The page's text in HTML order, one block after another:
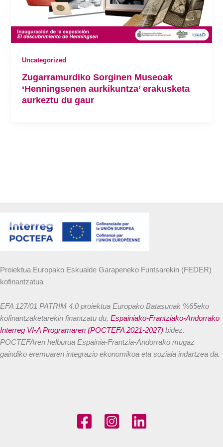
Uncategorized
Zugarramurdiko Sorginen Museoak
‘Henningsenen aurkikuntza’ erakusketa
aurkeztu du gaur
Proiektua Europako Eskualde Garapeneko Funtsarekin (FEDER)
kofinantzatua
EFA 127/01 PATRIM 4.0 proiektua Europako Batasunak %65eko
kofinantzaketarekin finantzatu du, Espainiako-Frantziako-Andorrako
Interreg VI-A Programaren (POCTEFA 2021-2027) bidez.
POCTEFAren helburua Espainia-Frantzia-Andorrako mugaz
gaindiko eremuaren integrazio ekonomikoa eta soziala indartzea da.